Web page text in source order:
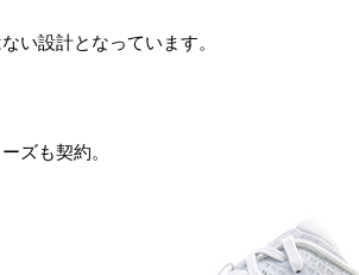
い設計となっています。
ズも契約。